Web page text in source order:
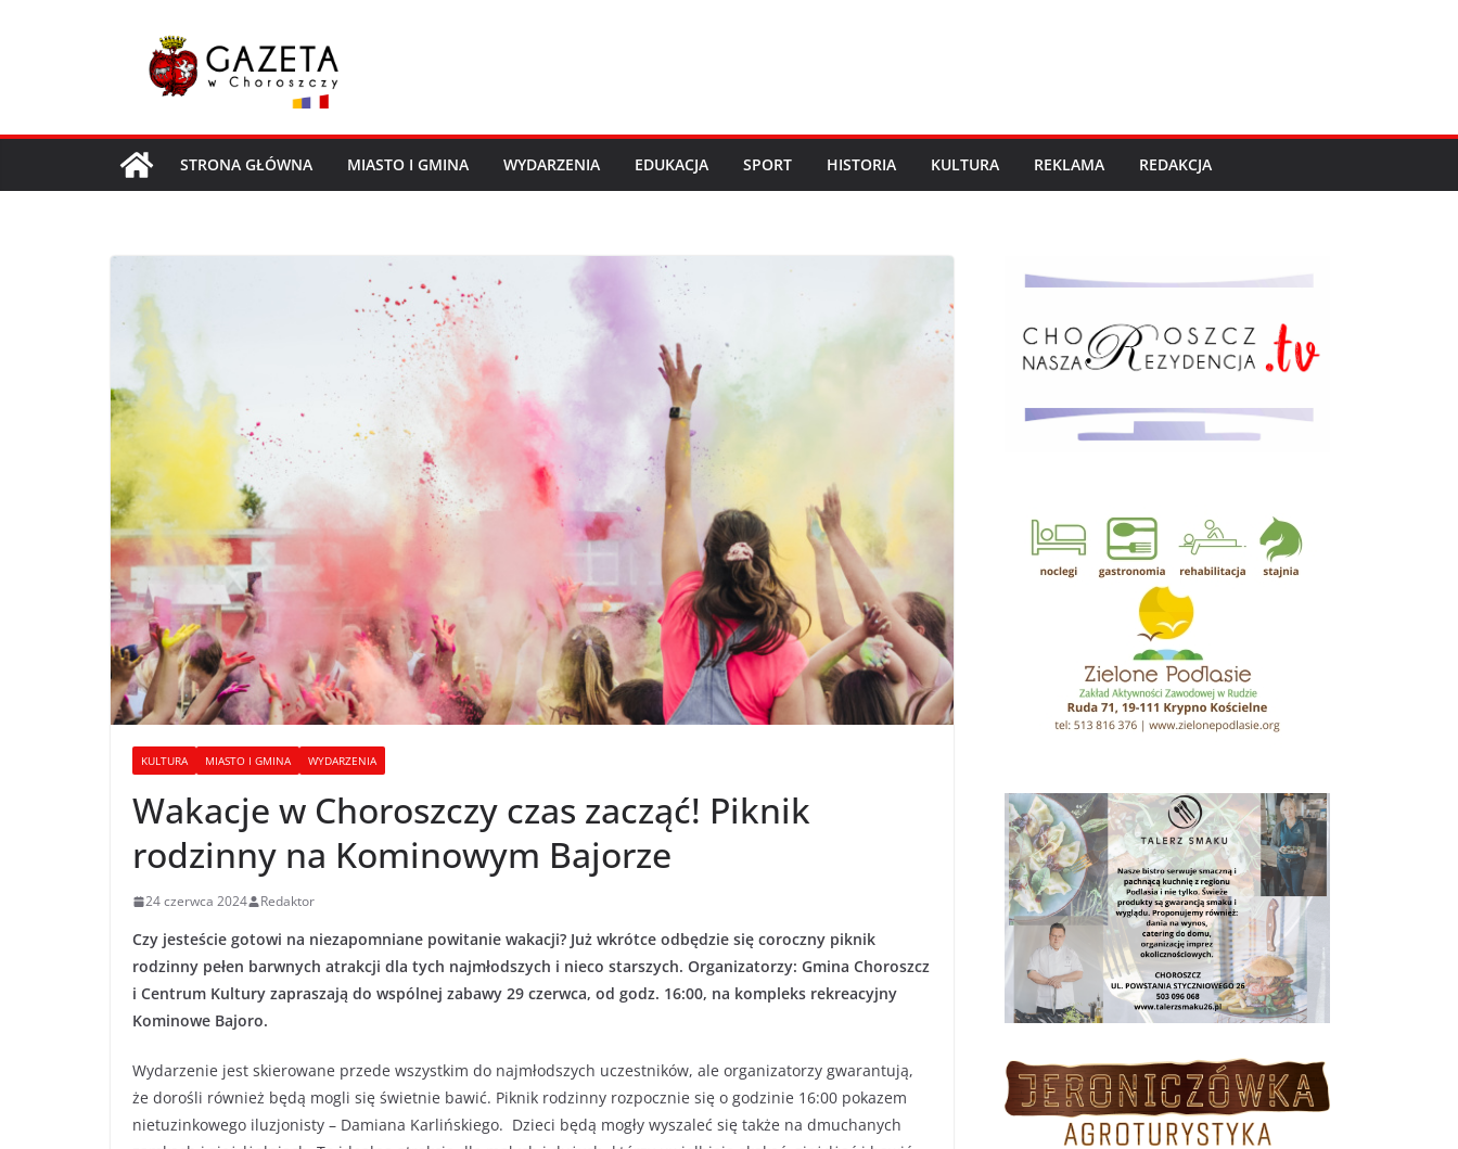
STRONA GŁÓWNA MIASTO I GMINA WYDARZENIA EDUKACJA SPORT HISTORIA KULTURA REKLAMA REDAKCJA
KULTURA MIASTO I GMINA WYDARZENIA
Wakacje w Choroszczy czas zacząć! Piknik
rodzinny na Kominowym Bajorze
24 czerwca 2024 Redaktor
Czy jesteście gotowi na niezapomniane powitanie wakacji? Już wkrótce odbędzie się coroczny piknik
rodzinny pełen barwnych atrakcji dla tych najmłodszych i nieco starszych. Organizatorzy: Gmina Choroszcz
i Centrum Kultury zapraszają do wspólnej zabawy 29 czerwca, od godz. 16:00, na kompleks rekreacyjny
Kominowe Bajoro.
Wydarzenie jest skierowane przede wszystkim do najmłodszych uczestników, ale organizatorzy gwarantują,
że dorośli również będą mogli się świetnie bawić. Piknik rodzinny rozpocznie się o godzinie 16:00 pokazem
nietuzinkowego iluzjonisty – Damiana Karlińskiego. Dzieci będą mogły wyszaleć się także na dmuchanych